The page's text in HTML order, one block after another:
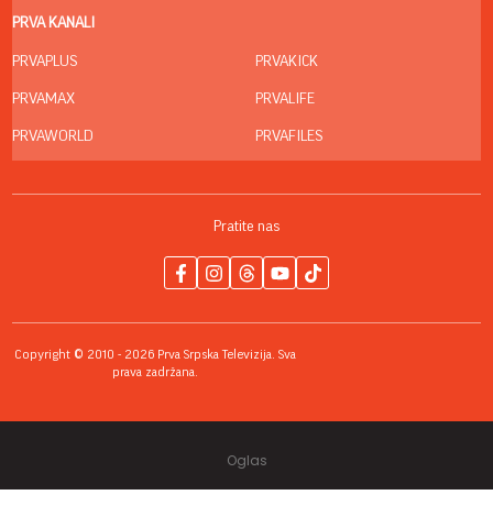
PRVA KANALI
PRVAPLUS
PRVAMAX
PRVAWORLD
PRVAKICK
PRVALIFE
PRVAFILES
Pratite nas
Copyright © 2010 - 2026 Prva Srpska Televizija. Sva
prava zadržana.